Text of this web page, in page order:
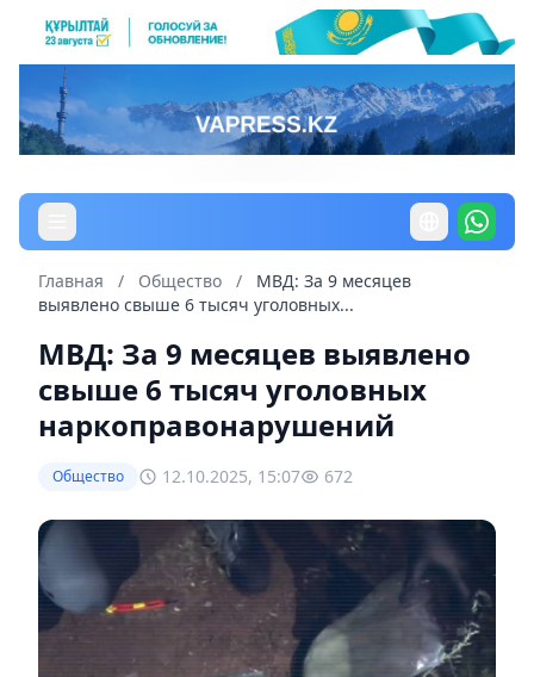
Главная / Общество /
МВД: За 9 месяцев
выявлено свыше 6 тысяч уголовных...
МВД: За 9 месяцев выявлено
свыше 6 тысяч уголовных
наркоправонарушений
Общество 12.10.2025, 15:07 672